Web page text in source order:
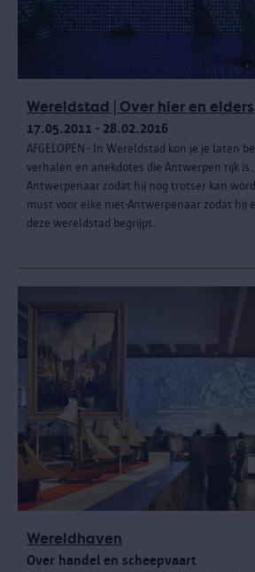
Wereldstad | Over hier en elders
17.05.2011 - 28.02.2016
AFGELOPEN - In Wereldstad kon je je laten
verhalen en anekdotes die Antwerpen rijk
Antwerpenaar zodat hij nog trotser kan
must voor elke niet-Antwerpenaar zodat hij
deze wereldstad begrijpt.
Wereldhaven
Over handel en scheepvaart